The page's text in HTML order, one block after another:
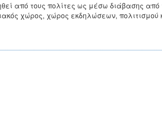
από τους πολίτες ως μέσω διάβασης από
χώρος, χώρος εκδηλώσεων, πολιτισμού